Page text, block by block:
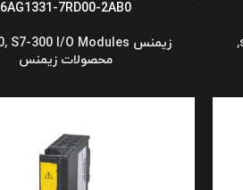
,
6AG1331-7RD00-2AB0
زیمنس s7-300 , S7-300 I/O Modules
محصولات زیمنس